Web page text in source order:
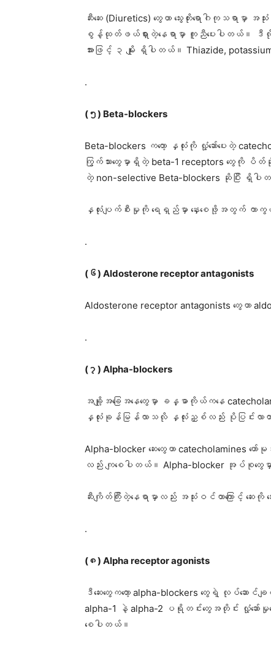
ဆီးဆေး (Diuretics) တွေဟာ သွေးတိုးရောဂါကုသ
စွန့်ထုတ်ဖယ်ရှားတဲ့နေရာမှာ ကူညီပေးပါတယ်။ ဒီလိုလုပ်ပ
အားဖြင့် ၃ မျိုး ရှိပါတယ်။ Thiazide,
.
(၅) Beta-blockers
Beta-blockers ကတော့ နှလုံးကို လှုံ့ဆော်ပေးတဲ့
ကြွက်သားတွေမှာရှိတဲ့ beta-1 receptors တွေကို ပိ
တဲ့ non-selective Beta-blockers ဆိုပြီး ရှိပါ
နှလုံးပျက်စီးမှုကို ရေရှည်မှာ နှေးစေဖို့အတွက် ကာ
.
(၆) Aldosterone receptor antagonists
Aldosterone receptor antagonists တွေဟာ
.
(၇) Alpha-blockers
အချို့အခြေအနေတွေမှာ ခန္ဓာကိုယ်ကနေ
နှလုံးခုန်မြန်လာသလို နှလုံးညှစ်လည်း ပိုပြင်းလာတာ
Alpha-blocker ဆေးတွေဟာ catecholamines ဟော်
လည်း ကျစေပါတယ်။ Alpha-blocker အုပ်စုတွေ
ဆီးကျိတ်ကြီးတဲ့နေရာမှာလည်း အသုံးဝင်တာကြောင့်
.
(၈) Alpha receptor agonists
ဒီဆေးတွေကတော့ alpha-blockers တွေရဲ့ လုပ်ဆ
alpha-1 နဲ့ alpha-2 ပရိုတင်းတွေအတိုင်း လှုံ့ဆော်မှု
စေပါတယ်။